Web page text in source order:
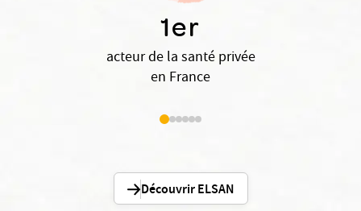
1er
acteur de la santé privée
en France
Découvrir ELSAN